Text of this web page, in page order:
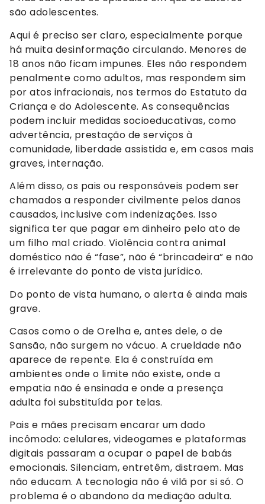
são adolescentes.
Aqui é preciso ser claro, especialmente porque
há muita desinformação circulando. Menores de
18 anos não ficam impunes. Eles não respondem
penalmente como adultos, mas respondem sim
por atos infracionais, nos termos do Estatuto da
Criança e do Adolescente. As consequências
podem incluir medidas socioeducativas, como
advertência, prestação de serviços à
comunidade, liberdade assistida e, em casos mais
graves, internação.
Além disso, os pais ou responsáveis podem ser
chamados a responder civilmente pelos danos
causados, inclusive com indenizações. Isso
significa ter que pagar em dinheiro pelo ato de
um filho mal criado. Violência contra animal
doméstico não é “fase”, não é “brincadeira” e não
é irrelevante do ponto de vista jurídico.
Do ponto de vista humano, o alerta é ainda mais
grave.
Casos como o de Orelha e, antes dele, o de
Sansão, não surgem no vácuo. A crueldade não
aparece de repente. Ela é construída em
ambientes onde o limite não existe, onde a
empatia não é ensinada e onde a presença
adulta foi substituída por telas.
Pais e mães precisam encarar um dado
incômodo: celulares, videogames e plataformas
digitais passaram a ocupar o papel de babás
emocionais. Silenciam, entretêm, distraem. Mas
não educam. A tecnologia não é vilã por si só. O
problema é o abandono da mediação adulta.